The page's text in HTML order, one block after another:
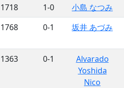
1718 1-0
小島 なつみ
1768 0-1 坂井 あづみ
1363 0-1
Alvarado
Yoshida
Nico